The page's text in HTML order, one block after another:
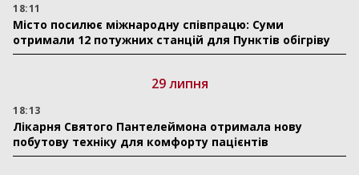
18:11
Місто посилює міжнародну співпрацю: Суми
отримали 12 потужних станцій для Пунктів обігріву
29 липня
18:13
Лікарня Святого Пантелеймона отримала нову
побутову техніку для комфорту пацієнтів